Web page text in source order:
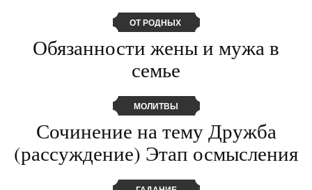
ОТ РОДНЫХ
Обязанности жены и мужа в
семье
МОЛИТВЫ
Сочинение на тему Дружба
(рассуждение) Этап осмысления